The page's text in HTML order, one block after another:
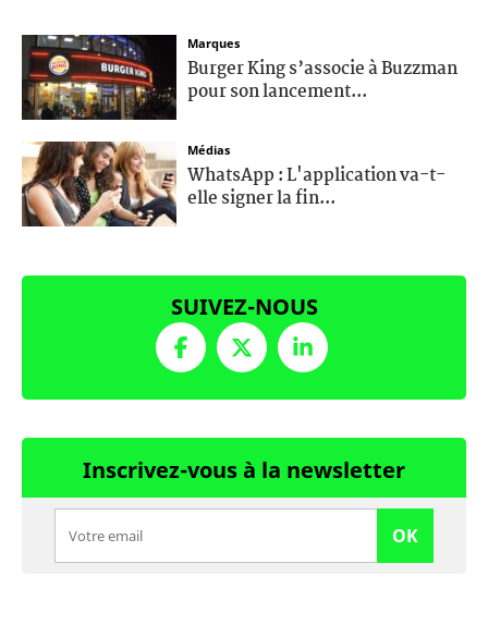
Marques
Burger King s’associe à Buzzman
pour son lancement...
Médias
WhatsApp : L'application va-t-
elle signer la fin...
SUIVEZ-NOUS
Inscrivez-vous à la newsletter
OK